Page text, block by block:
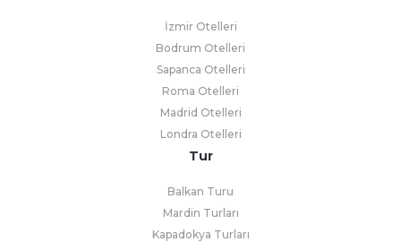
İzmir Otelleri
Bodrum Otelleri
Sapanca Otelleri
Roma Otelleri
Madrid Otelleri
Londra Otelleri
Tur
Balkan Turu
Mardin Turları
Kapadokya Turları